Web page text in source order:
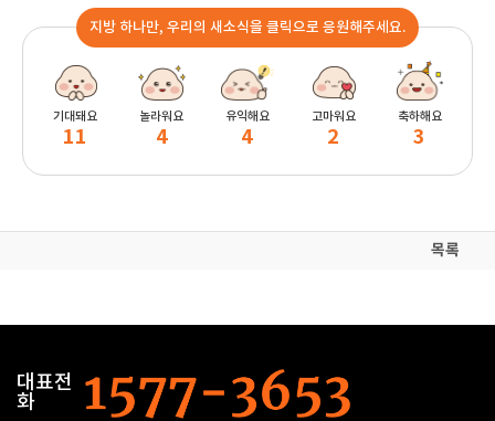
지방 하나만, 우리의 새소식을 클릭으로 응원해주세요.
기대돼요
11
놀라워요
4
유익해요
4
고마워요
2
축하해요
3
목록
대표전
화